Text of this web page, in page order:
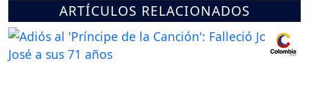
ARTÍCULOS RELACIONADOS